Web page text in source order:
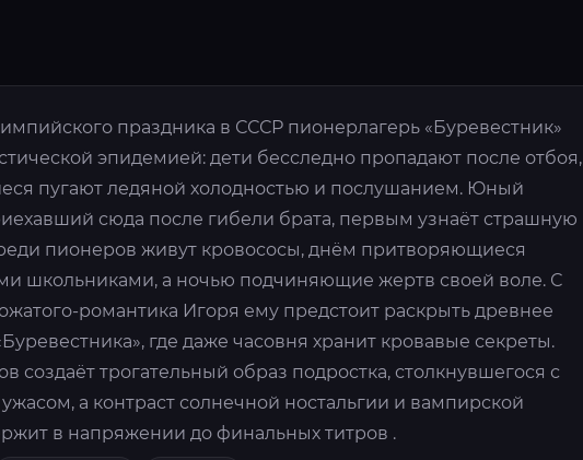
праздника в СССР пионерлагерь «Буревестник»
эпидемией: дети бесследно пропадают после отбоя,
пугают ледяной холодностью и послушанием. Юный
сюда после гибели брата, первым узнаёт страшную
пионеров живут кровососы, днём притворяющиеся
школьниками, а ночью подчиняющие жертв своей воле. С
романтика Игоря ему предстоит раскрыть древнее
где даже часовня хранит кровавые секреты.
создаёт трогательный образ подростка, столкнувшегося с
а контраст солнечной ностальгии и вампирской
в напряжении до финальных титров .